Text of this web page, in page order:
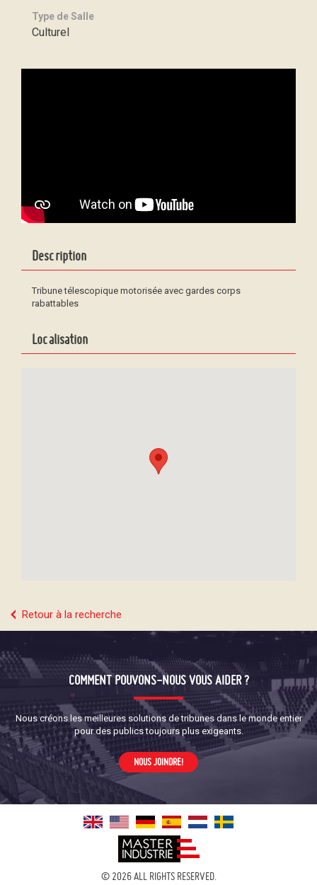
Type de Salle
Culturel
Description
Tribune télescopique motorisée avec gardes corps
rabattables
Localisation
Retour à la recherche
COMMENT POUVONS-NOUS VOUS AIDER ?
Nous créons les meilleures solutions de tribunes dans le monde entier
pour des publics toujours plus exigeants.
NOUS JOINDRE!
© 2026 ALL RIGHTS RESERVED.